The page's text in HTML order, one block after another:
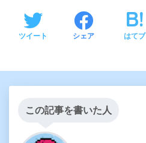
ツイート シェア はてブ
この記事を書いた人